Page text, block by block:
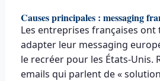
Causes principales : messaging
Les entreprises françaises ont
adapter leur messaging
le recréer pour les États-Unis.
emails qui parlent de «